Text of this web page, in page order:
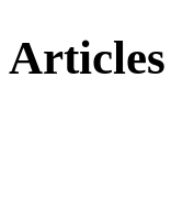
Articles